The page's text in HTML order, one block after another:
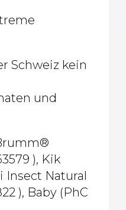
Schweiz kein
und
), Kik
Insect Natural
), Baby (PhC